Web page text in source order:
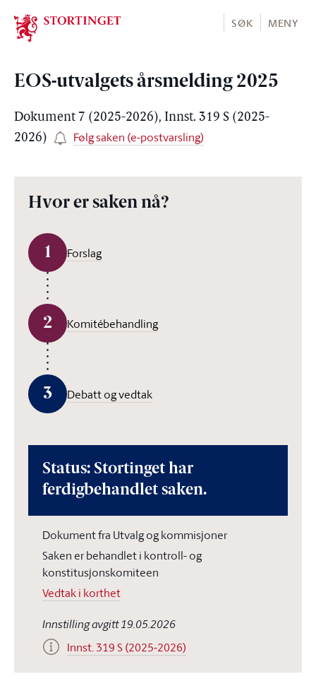
Stortinget.no
SØK MENY
EOS-utvalgets årsmelding 2025
Dokument 7 (2025-2026), Innst. 319 S (2025-
2026)
Følg saken (e-postvarsling)
Hvor er saken nå?
1 Forslag
2 Komitébehandling
3 Debatt og vedtak
Status: Stortinget har
ferdigbehandlet saken.
Dokument fra Utvalg og kommisjoner
Saken er behandlet i kontroll- og
konstitusjonskomiteen
Vedtak i korthet
Innstilling avgitt 19.05.2026
Innst. 319 S (2025-2026)